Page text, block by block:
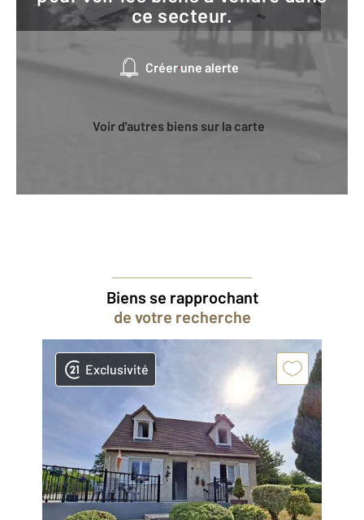
ce secteur.
Créer une alerte
Voir d'autres biens sur la carte
Biens se rapprochant
de votre recherche
Exclusivité